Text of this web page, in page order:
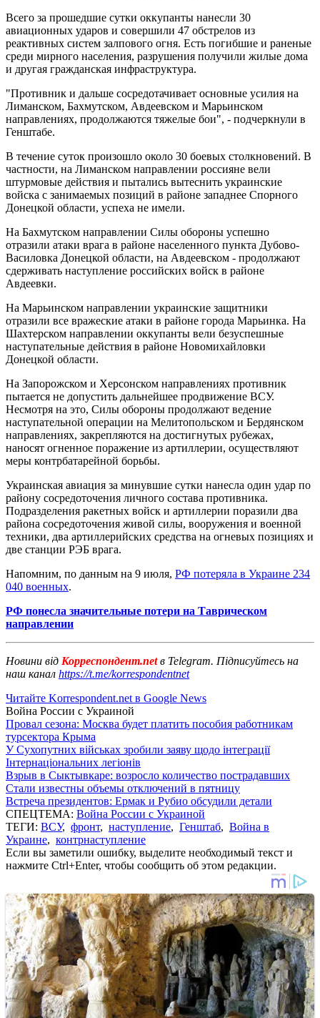
Всего за прошедшие сутки оккупанты нанесли 30
авиационных ударов и совершили 47 обстрелов из
реактивных систем залпового огня. Есть погибшие и раненые
среди мирного населения, разрушения получили жилые дома
и другая гражданская инфраструктура.
"Противник и дальше сосредотачивает основные усилия на
Лиманском, Бахмутском, Авдеевском и Марьинском
направлениях, продолжаются тяжелые бои", - подчеркнули в
Генштабе.
В течение суток произошло около 30 боевых столкновений. В
частности, на Лиманском направлении россияне вели
штурмовые действия и пытались вытеснить украинские
войска с занимаемых позиций в районе западнее Спорного
Донецкой области, успеха не имели.
На Бахмутском направлении Силы обороны успешно
отразили атаки врага в районе населенного пункта Дубово-
Василовка Донецкой области, на Авдеевском - продолжают
сдерживать наступление российских войск в районе
Авдеевки.
На Марьинском направлении украинские защитники
отразили все вражеские атаки в районе города Марьинка. На
Шахтерском направлении оккупанты вели безуспешные
наступательные действия в районе Новомихайловки
Донецкой области.
На Запорожском и Херсонском направлениях противник
пытается не допустить дальнейшее продвижение ВСУ.
Несмотря на это, Силы обороны продолжают ведение
наступательной операции на Мелитопольском и Бердянском
направлениях, закрепляются на достигнутых рубежах,
наносят огненное поражение из артиллерии, осуществляют
меры контрбатарейной борьбы.
Украинская авиация за минувшие сутки нанесла один удар по
району сосредоточения личного состава противника.
Подразделения ракетных войск и артиллерии поразили два
района сосредоточения живой силы, вооружения и военной
техники, два артиллерийских средства на огневых позициях и
две станции РЭБ врага.
Напомним, по данным на 9 июля, РФ потеряла в Украине 234
040 военных.
РФ понесла значительные потери на Таврическом
направлении
Новини від Корреспондент.netв Telegram. Підписуйтесь на
наш канал https://t.me/korrespondentnet
Читайте Korrespondent.net в Google News
Война России с Украиной
Провал сезона: Москва будет платить пособия работникам
турсектора Крыма
У Сухопутних військах зробили заяву щодо інтеграції
Інтернаціональних легіонів
Взрыв в Сыктывкаре: возросло количество пострадавших
Стали известны объемы отключений в пятницу
Встреча президентов: Ермак и Рубио обсудили детали
СПЕЦТЕМА: Война России с Украиной
ТЕГИ: ВСУ, фронт, наступление, Генштаб, Война в
Украине, контрнаступление
Если вы заметили ошибку, выделите необходимый текст и
нажмите Ctrl+Enter, чтобы сообщить об этом редакции.